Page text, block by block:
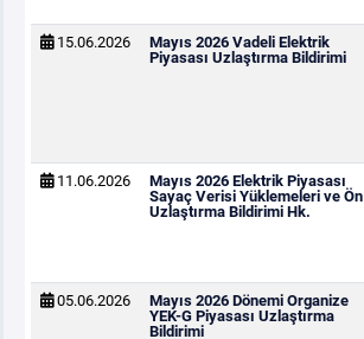
15.06.2026
Mayıs 2026 Vadeli Elektrik
Piyasası Uzlaştırma Bildirimi
11.06.2026
Mayıs 2026 Elektrik Piyasası
Sayaç Verisi Yüklemeleri ve Ön
Uzlaştırma Bildirimi Hk.
05.06.2026
Mayıs 2026 Dönemi Organize
YEK-G Piyasası Uzlaştırma
Bildirimi